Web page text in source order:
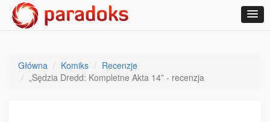
Główna Komiks
Recenzje
„Sędzia Dredd: Kompletne Akta 14” - recenzja